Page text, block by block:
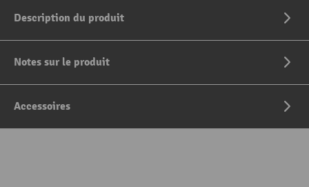
Description du produit
Notes sur le produit
Accessoires